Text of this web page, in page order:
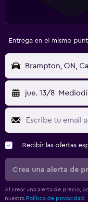
Entrega en el mismo
Brampton, ON,
jue. 13/8
Recibir las ofertas
Crea una alerta de
Al crear una alerta de precio,
nuestra Política de privacidad.